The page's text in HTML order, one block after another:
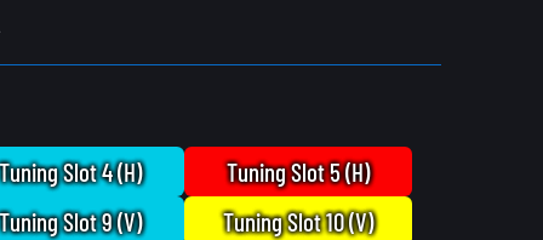
Slot 4 (H)
Tuning Slot 5 (H)
Slot 9 (V) Tuning Slot 10 (V)